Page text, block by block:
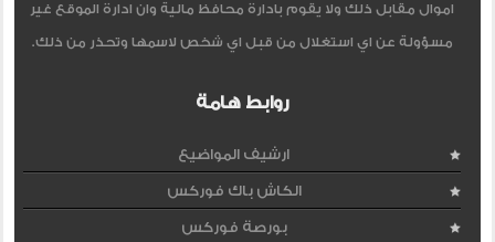
اموال مقابل ذلك ولا يقوم بادارة محافظ مالية وان ادارة الموقع غير
مسؤولة عن اي استغلال من قبل اي شخص لاسمها وتحذر من ذلك.
روابط هامة
ارشيف المواضيع
الكاش باك فوركس
بورصة فوركس